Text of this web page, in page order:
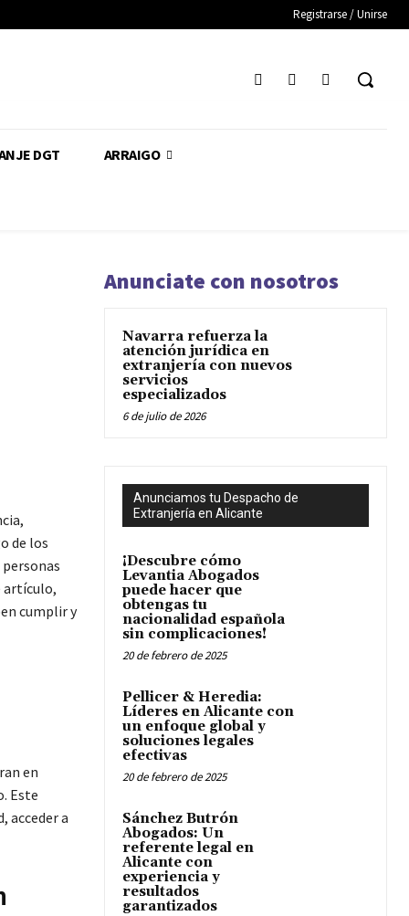
Registrarse / Unirse
DGT ARRAIGO
de los
artículo,
cumplir y
en
Este
acceder a
Anunciate con nosotros
Navarra refuerza la
atención jurídica en
extranjería con nuevos
servicios
especializados
6 de julio de 2026
Anunciamos tu Despacho de
Extranjería en Alicante
¡Descubre cómo
Levantia Abogados
puede hacer que
obtengas tu
nacionalidad española
sin complicaciones!
20 de febrero de 2025
Pellicer & Heredia:
Líderes en Alicante con
un enfoque global y
soluciones legales
efectivas
20 de febrero de 2025
Sánchez Butrón
Abogados: Un
referente legal en
Alicante con
experiencia y
resultados
garantizados